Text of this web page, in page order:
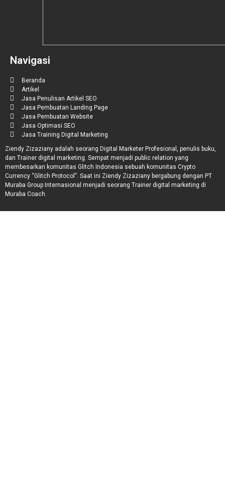
Navigasi
Beranda
Artikel
Jasa Penulisan Artikel SEO
Jasa Pembuatan Landing Page
Jasa Pembuatan Website
Jasa Optimasi SEO
Jasa Training Digital Marketing
Ziendy Zizaziany adalah seorang Digital Marketer Profesional, penulis buku,
dan Trainer digital marketing. Sempat menjadi public relation yang
membesarkan komunitas Glitch Indonesia sebuah komunitas Crypto
Currency “Glitch Protocol”. Saat ini Ziendy Zizaziany bergabung dengan PT
Muraba Group Internasional menjadi seorang Trainer digital marketing di
Muraba Coach.